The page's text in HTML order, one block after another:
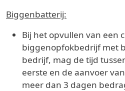
Biggenbatterij:
Bij het opvullen van een
biggenopfokbedrijf met
bedrijf, mag de tijd
eerste en de aanvoer
meer dan 3 dagen